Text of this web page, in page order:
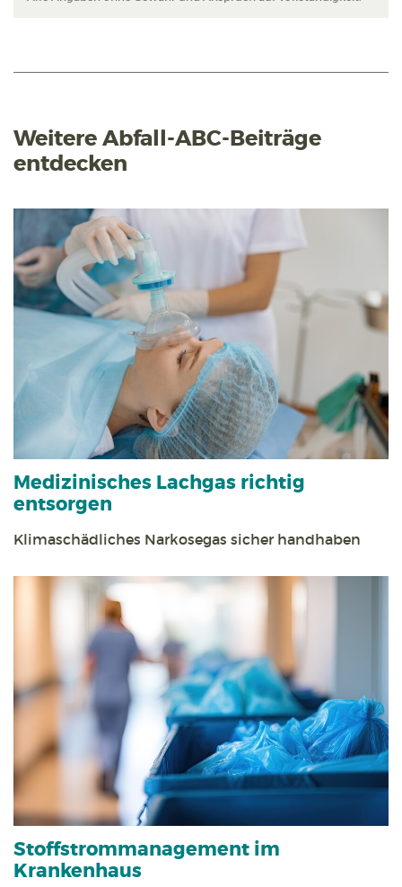
Weitere Abfall-ABC-Beiträge
entdecken
Medizinisches Lachgas richtig
entsorgen
Klimaschädliches Narkosegas sicher handhaben
Stoff­strom­management im
Krankenhaus